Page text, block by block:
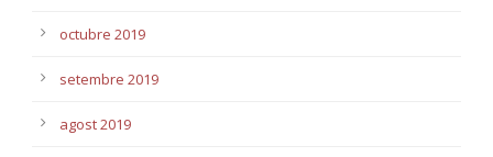
octubre 2019
setembre 2019
agost 2019